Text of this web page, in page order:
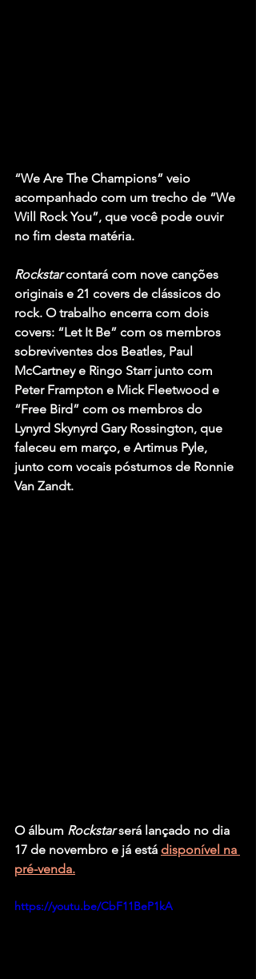
“We Are The Champions” veio
acompanhado com um trecho de “We
Will Rock You”, que você pode ouvir
no fim desta matéria.
Rockstar contará com nove canções
originais e 21 covers de clássicos do
rock. O trabalho encerra com dois
covers: “Let It Be” com os membros
sobreviventes dos Beatles, Paul
McCartney e Ringo Starr junto com
Peter Frampton e Mick Fleetwood e
“Free Bird” com os membros do
Lynyrd Skynyrd Gary Rossington, que
faleceu em março, e Artimus Pyle,
junto com vocais póstumos de Ronnie
Van Zandt.
O álbum Rockstar será lançado no dia
17 de novembro e já está disponível na
pré-venda.
https://youtu.be/CbF11BeP1kA